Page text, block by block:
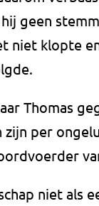
geen
niet klopte
Thomas
per
niet als